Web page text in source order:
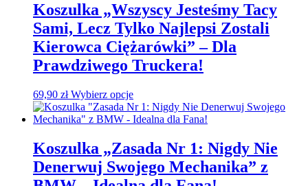
Koszulka „Wszyscy Jesteśmy Tacy
Sami, Lecz Tylko Najlepsi Zostali
Kierowca Ciężarówki” – Dla
Prawdziwego Truckera!
69,90 zł Wybierz opcje
Koszulka „Zasada Nr 1: Nigdy Nie
Denerwuj Swojego Mechanika” z